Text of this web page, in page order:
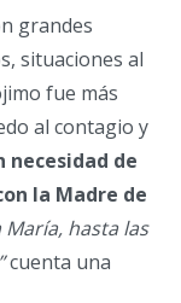
grandes
situaciones al
fue más
al contagio y
necesidad de
la Madre de
hasta las
cuenta una